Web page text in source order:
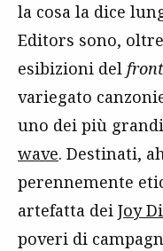
la cosa la dice
Editors sono,
esibizioni del
variegato
uno dei più
wave. Destinati,
perennemente
artefatta dei Joy
poveri di